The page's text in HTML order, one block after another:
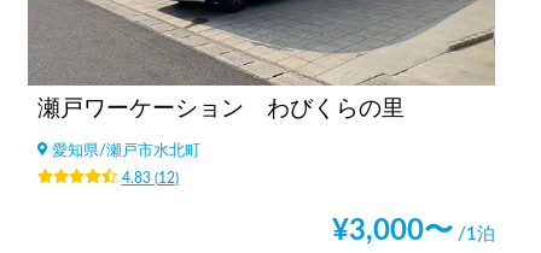
瀬戸ワーケーション わびくらの里
愛知県/瀬戸市水北町
4.83(12)
¥3,000〜 /1泊